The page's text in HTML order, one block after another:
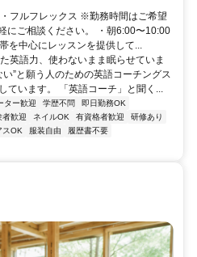
フルフレックス ※勤務時間はご希望
にご相談ください。 ・朝6:00〜10:00
を中心にレッスンを提供して...
英語力、使わないまま眠らせていま
”と願う人のための英語コーチングス
います。 「英語コーチ」と聞く...
ター歓迎 学歴不問
即日勤務OK
者歓迎 ネイルOK 有資格者歓迎
研修あり
スOK 服装自由
履歴書不要